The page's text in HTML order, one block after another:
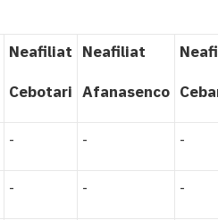
Neafiliat
Cebotari
Neafiliat
Afanasenco
- - -
- - -